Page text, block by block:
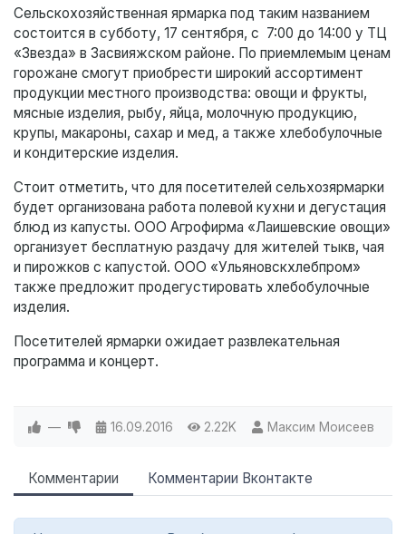
Сельскохозяйственная ярмарка под таким названием
состоится в субботу, 17 сентября, с 7:00 до 14:00 у ТЦ
«Звезда» в Засвияжском районе. По приемлемым ценам
горожане смогут приобрести широкий ассортимент
продукции местного производства: овощи и фрукты,
мясные изделия, рыбу, яйца, молочную продукцию,
крупы, макароны, сахар и мед, а также хлебобулочные
и кондитерские изделия.
Стоит отметить, что для посетителей сельхозярмарки
будет организована работа полевой кухни и дегустация
блюд из капусты. ООО Агрофирма «Лаишевские овощи»
организует бесплатную раздачу для жителей тыкв, чая
и пирожков с капустой. ООО «Ульяновскхлебпром»
также предложит продегустировать хлебобулочные
изделия.
Посетителей ярмарки ожидает развлекательная
программа и концерт.
— 16.09.2016 2.22K Максим Моисеев
Комментарии Комментарии Вконтакте